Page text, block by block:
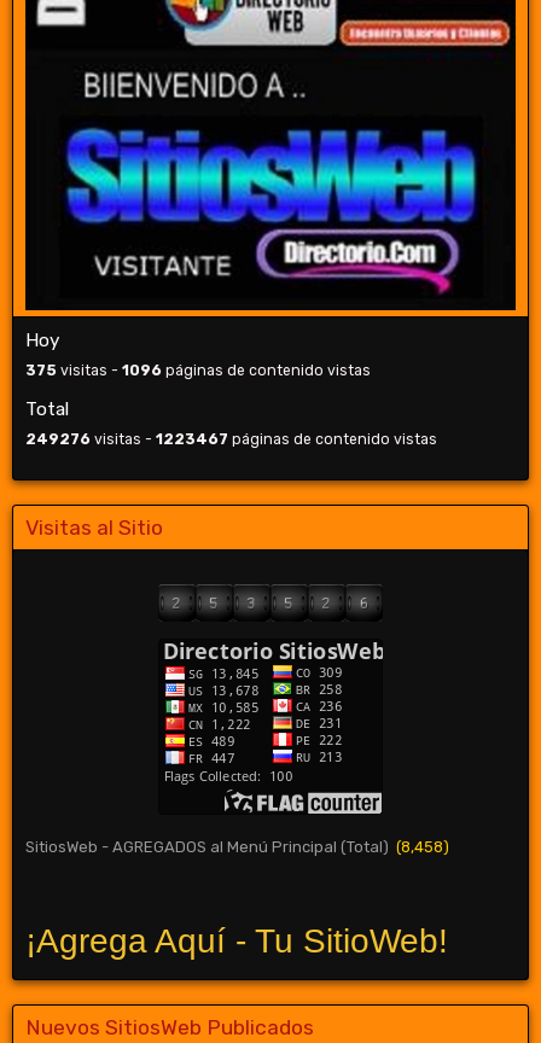
Hoy
375 visitas - 1096 páginas de contenido vistas
Total
249276 visitas - 1223467 páginas de contenido vistas
Visitas al Sitio
SitiosWeb - AGREGADOS al Menú Principal (Total) (8,458)
¡Agrega Aquí - Tu SitioWeb!
Nuevos SitiosWeb Publicados